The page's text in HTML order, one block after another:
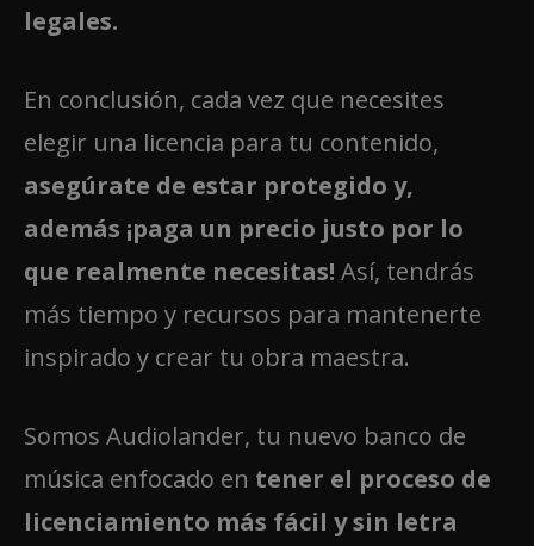
legales.
En conclusión, cada vez que necesites
elegir una licencia para tu contenido,
asegúrate de estar protegido y,
además ¡paga un precio justo por lo
que realmente necesitas! Así, tendrás
más tiempo y recursos para mantenerte
inspirado y crear tu obra maestra.
Somos Audiolander, tu nuevo banco de
música enfocado en tener el proceso de
licenciamiento más fácil y sin letra